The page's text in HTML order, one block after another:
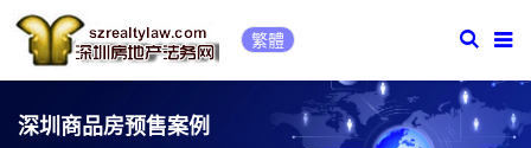
繁體
深圳商品房预售案例